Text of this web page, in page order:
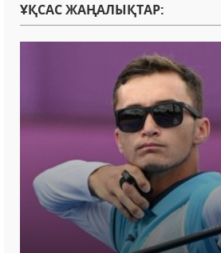
ҰҚСАС ЖАҢАЛЫҚТАР: